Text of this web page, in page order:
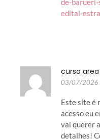
de-
edital-
curso
03/07/2026
Este site é
acesso eu
vai querer
detalhes!